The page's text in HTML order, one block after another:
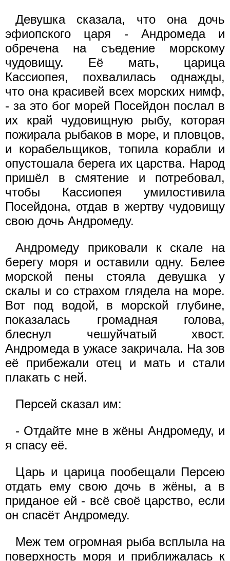
Девушка сказала, что она дочь
эфиопского царя - Андромеда и
обречена на съедение морскому
чудовищу. Её мать, царица
Кассиопея, похвалилась однажды,
что она красивей всех морских нимф,
- за это бог морей Посейдон послал в
их край чудовищную рыбу, которая
пожирала рыбаков в море, и пловцов,
и корабельщиков, топила корабли и
опустошала берега их царства. Народ
пришёл в смятение и потребовал,
чтобы Кассиопея умилостивила
Посейдона, отдав в жертву чудовищу
свою дочь Андромеду.
Андромеду приковали к скале на
берегу моря и оставили одну. Белее
морской пены стояла девушка у
скалы и со страхом глядела на море.
Вот под водой, в морской глубине,
показалась громадная голова,
блеснул чешуйчатый хвост.
Андромеда в ужасе закричала. На зов
её прибежали отец и мать и стали
плакать с ней.
Персей сказал им:
- Отдайте мне в жёны Андромеду, и
я спасу её.
Царь и царица пообещали Персею
отдать ему свою дочь в жёны, а в
приданое ей - всё своё царство, если
он спасёт Андромеду.
Меж тем огромная рыба всплыла на
поверхность моря и приближалась к